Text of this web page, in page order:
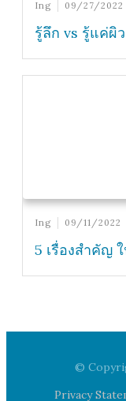
Ing 09/27/2022
รู้ลึก vs รู้แค่ผิ
Ing 09/11/2022
5 เรื่องสำคัญ
©
Privacy